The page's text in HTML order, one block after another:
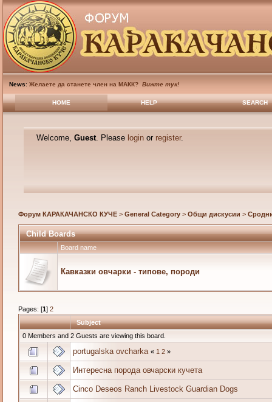
News: Желаете да станете член на МАКК? Вижте тук!
HOME HELP SEARCH
Welcome, Guest. Please loginor register.
Форум КАРАКАЧАНСКО КУЧЕ> General Category> Общи дискусии >
Child Boards
Board name
Кавказки овчарки - типове, породи
Pages: [1] 2
Subject
0 Members and 2 Guests are viewing this board.
portugalska ovcharka « 1 2»
Интересна порода овчарски кучета
Cinco Deseos Ranch Livestock Guardian Dogs